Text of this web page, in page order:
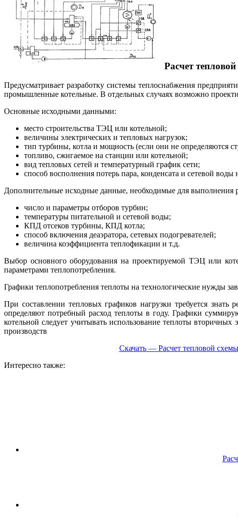
Расчет
Предусматривает разработку системы теплоснабжения
промышленные котельные. В отдельных случаях возможно
Основные исходными данными:
место строительства ТЭЦ или котельной;
величины электрических и тепловых нагрузок;
тип турбины, котла и мощность (если они не определяются
топливо, сжигаемое на станции или котельной;
вид тепловых сетей и температурный график сети;
способ восполнения потерь пара, конденсата и сетевой
Дополнительные исходные данные, необходимые для выполнения
число и параметры отборов турбин;
температуры питательной и сетевой воды;
КПД отсеков турбины, КПД котла;
способ включения деаэратора, сетевых подогревателей;
величина коэффициента теплофикации и т.д.
Выбор основного оборудования на проектируемой ТЭЦ или
параметрами теплопотребления.
Графики теплопотребления теплоты на технологические нужды
При составлении тепловых графиков нагрузки требуется
определяют потребный расход теплоты в году. Графики
котельной следует учитывать использование теплоты
производств
Скачать — Расчет тепловой
Интересно также: